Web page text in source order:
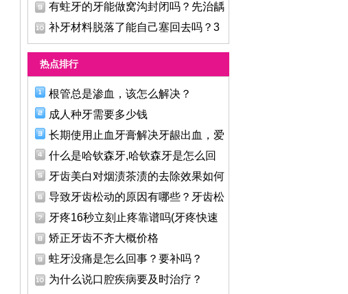
有蛀牙的牙能做窝沟封闭吗？先治龋
补牙材料脱落了能自己塞回去吗？3
热点排行
根管总是渗血，该怎么解决？
成人种牙需要多少钱
长期使用止血牙膏解决牙龈出血，爱
什么是哈钦森牙,哈钦森牙是怎么回
牙齿美白对烟渍茶渍的去除效果如何
导致牙齿松动的原因有哪些？牙齿松
牙疼16秒立刻止疼靠谱吗(牙疼快速
矫正牙齿不齐大概价格
蛀牙没痛是怎么回事？要补吗？
为什么说口腔疾病要及时治疗？